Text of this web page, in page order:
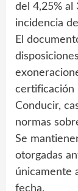
del 4,25% al
incidencia
El
certificación
Conducir,
normas
Se
otorgadas
únicamente
fecha.